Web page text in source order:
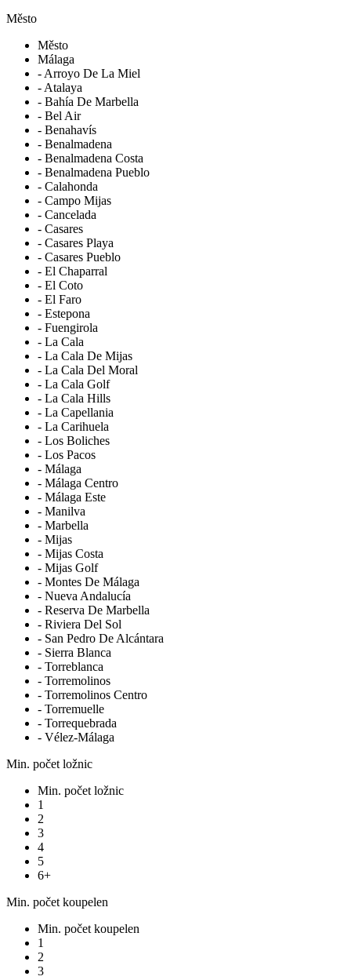
Město
Město
Málaga
- Arroyo De La Miel
- Atalaya
- Bahía De Marbella
- Bel Air
- Benahavís
- Benalmadena
- Benalmadena Costa
- Benalmadena Pueblo
- Calahonda
- Campo Mijas
- Cancelada
- Casares
- Casares Playa
- Casares Pueblo
- El Chaparral
- El Coto
- El Faro
- Estepona
- Fuengirola
- La Cala
- La Cala De Mijas
- La Cala Del Moral
- La Cala Golf
- La Cala Hills
- La Capellania
- La Carihuela
- Los Boliches
- Los Pacos
- Málaga
- Málaga Centro
- Málaga Este
- Manilva
- Marbella
- Mijas
- Mijas Costa
- Mijas Golf
- Montes De Málaga
- Nueva Andalucía
- Reserva De Marbella
- Riviera Del Sol
- San Pedro De Alcántara
- Sierra Blanca
- Torreblanca
- Torremolinos
- Torremolinos Centro
- Torremuelle
- Torrequebrada
- Vélez-Málaga
Min. počet ložnic
Min. počet ložnic
1
2
3
4
5
6+
Min. počet koupelen
Min. počet koupelen
1
2
3